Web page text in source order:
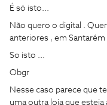
É só isto...
Não quero o digital .
anteriores , em
So isto ...
Obgr
Nesse caso parece que
uma outra loja que